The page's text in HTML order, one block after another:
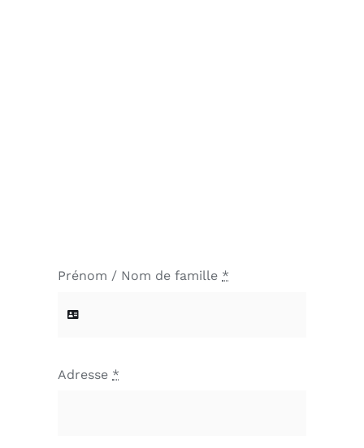
Prénom / Nom de famille *
Adresse *